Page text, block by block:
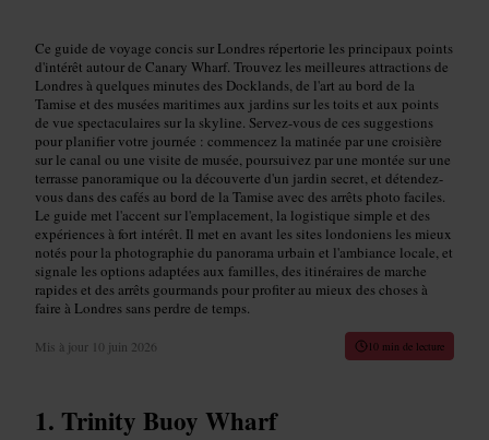
Ce guide de voyage concis sur Londres répertorie les principaux points
d'intérêt autour de Canary Wharf. Trouvez les meilleures attractions de
Londres à quelques minutes des Docklands, de l'art au bord de la
Tamise et des musées maritimes aux jardins sur les toits et aux points
de vue spectaculaires sur la skyline. Servez-vous de ces suggestions
pour planifier votre journée : commencez la matinée par une croisière
sur le canal ou une visite de musée, poursuivez par une montée sur une
terrasse panoramique ou la découverte d'un jardin secret, et détendez-
vous dans des cafés au bord de la Tamise avec des arrêts photo faciles.
Le guide met l'accent sur l'emplacement, la logistique simple et des
expériences à fort intérêt. Il met en avant les sites londoniens les mieux
notés pour la photographie du panorama urbain et l'ambiance locale, et
signale les options adaptées aux familles, des itinéraires de marche
rapides et des arrêts gourmands pour profiter au mieux des choses à
faire à Londres sans perdre de temps.
Mis à jour 10 juin 2026 10 min de lecture
Trinity Buoy Wharf